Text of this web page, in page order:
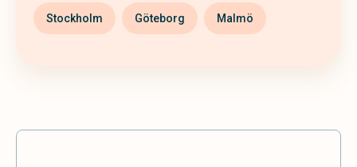
Stockholm Göteborg Malmö